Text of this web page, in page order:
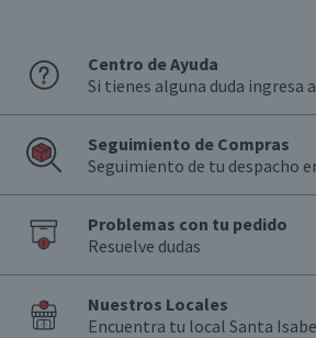
Centro de Ayuda
Si tienes alguna duda ingresa
Seguimiento de Compras
Seguimiento de tu despacho
Problemas con tu pedido
Resuelve dudas
Nuestros Locales
Encuentra tu local Santa